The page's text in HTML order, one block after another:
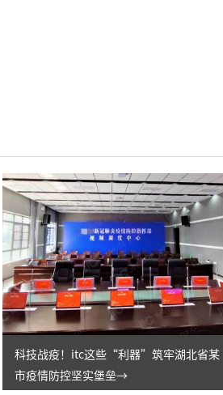
科技战疫！itc这些“利器”筑牢湖北省某
市疫情防控坚实堡垒→